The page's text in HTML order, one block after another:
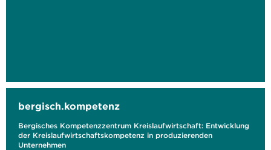
bergisch.kompetenz
Bergisches Kompetenzzentrum Kreislaufwirtschaft: Entwicklung
der Kreislaufwirtschaftskompetenz in produzierenden
Unternehmen